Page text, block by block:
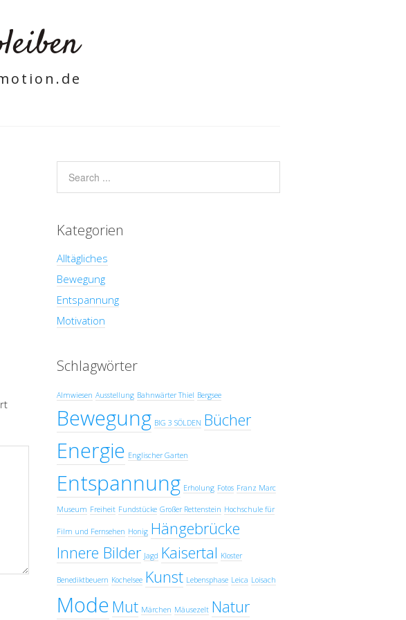
Kategorien
Alltägliches
Bewegung
Entspannung
Motivation
Schlagwörter
Almwiesen Ausstellung Bahnwärter Thiel Bergsee
Bewegung BIG 3 SÖLDEN Bücher
Energie Englischer Garten
Entspannung Erholung Fotos Franz Marc
Museum Freiheit Fundstücke Großer Rettenstein Hochschule für
Film und Fernsehen Honig Hängebrücke
Innere Bilder Jagd Kaisertal Kloster
Benediktbeuern Kochelsee Kunst Lebensphase Leica Loisach
Mode Mut Märchen Mäusezelt Natur